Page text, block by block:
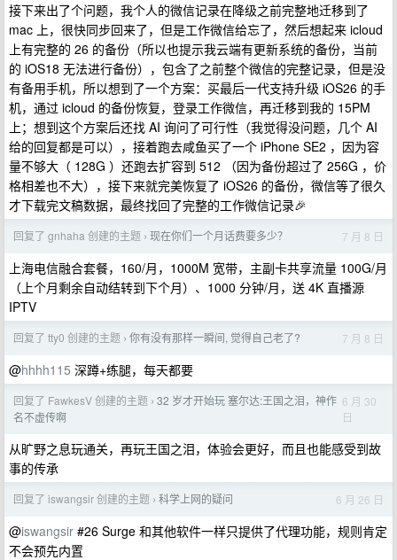
接下来出了个问题，我个人的微信记录在降级之前完整地迁移到了
mac 上，很快同步回来了，但是工作微信给忘了，然后想起来 icloud
上有完整的 26 的备份（所以也提示我云端有更新系统的备份，当前
的 iOS18 无法进行备份），包含了之前整个微信的完整记录，但是没
有备用手机，所以想到了一个方案：买最后一代支持升级 iOS26 的手
机，通过 icloud 的备份恢复，登录工作微信，再迁移到我的 15PM
上；想到这个方案后还找 AI 询问了可行性（我觉得没问题，几个 AI
给的回复都是可以），接着跑去咸鱼买了一个 iPhone SE2 ，因为容
量不够大（ 128G ）还跑去扩容到 512 （因为备份超过了 256G ，价
格相差也不大），接下来就完美恢复了 iOS26 的备份，微信等了很久
才下载完文稿数据，最终找回了完整的工作微信记录🎉
回复了 gnhaha 创建的主题 › 现在你们一个月话费要多少？ 7 月 8 日
上海电信融合套餐，160/月，1000M 宽带，主副卡共享流量 100G/月
（上个月剩余自动结转到下个月）、1000 分钟/月，送 4K 直播源
IPTV
回复了 tty0 创建的主题 › 你有没有那样一瞬间, 觉得自己老了? 7 月 8 日
@hhhh115 深蹲+练腿，每天都要
回复了 FawkesV 创建的主题 › 32 岁才开始玩 塞尔达:王国之泪，神作
名不虚传啊
6 月 30
日
从旷野之息玩通关，再玩王国之泪，体验会更好，而且也能感受到故
事的传承
回复了 iswangsir 创建的主题 › 科学上网的疑问 6 月 26 日
@iswangsir #26 Surge 和其他软件一样只提供了代理功能，规则肯定
不会预先内置